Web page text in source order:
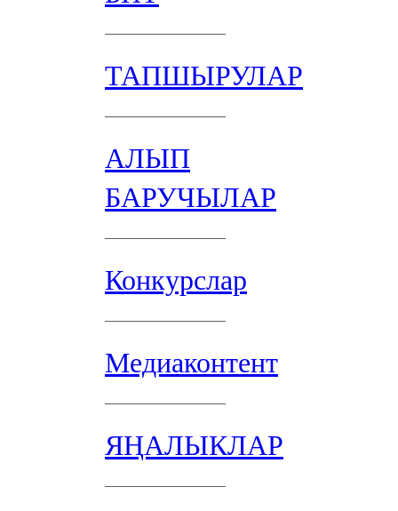
ТАПШЫРУЛАР
АЛЫП
БАРУЧЫЛАР
Конкурслар
Медиаконтент
ЯҢАЛЫКЛАР